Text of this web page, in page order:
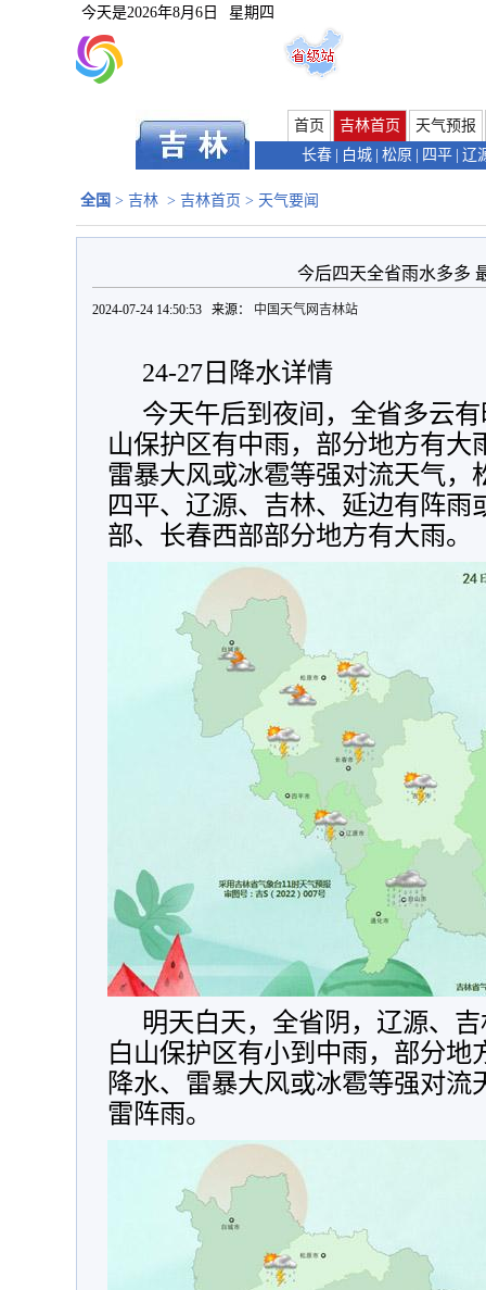
今天是2026年8月6日 星期四
首页 吉林首页
天气预报
长春
白城 松原 四平 辽
全国 > 吉林 > 吉林首页 > 天气要闻
今后四天全省雨水多多
2024-07-24 14:50:53 来源： 中国天气网吉林站
24-27日降水详情
今天午后到夜间，全省多云
山保护区有中雨，部分地方有大
雷暴大风或冰雹等强对流天气，
四平、辽源、吉林、延边有阵雨
部、长春西部部分地方有大雨。
明天白天，全省阴，辽源、
白山保护区有小到中雨，部分地
降水、雷暴大风或冰雹等强对流
雷阵雨。